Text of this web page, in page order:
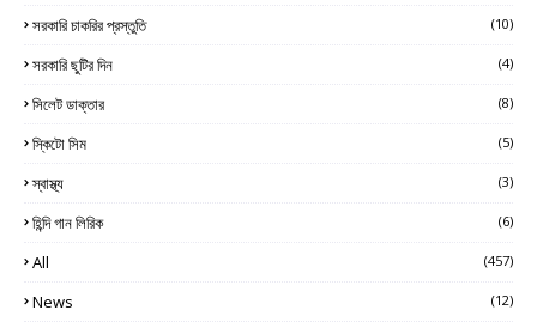
সরকারি চাকরির প্রস্তুতি (10)
সরকারি ছুটির দিন (4)
সিলেট ডাক্তার (8)
স্কিটো সিম (5)
স্বাস্থ্য (3)
হিন্দি গান লিরিক (6)
All (457)
News (12)